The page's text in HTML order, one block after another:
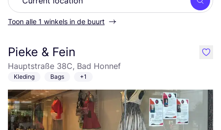
Zoek
Toon alle 1 winkels in de buurt
Pieke & Fein
Hauptstraße 38C, Bad Honnef
Kleding Bags +1
like